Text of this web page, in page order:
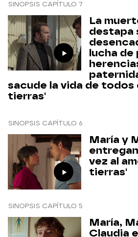
SINOPSIS CAPÍTULO 7
La
destapa
lucha de
sacude la vida de todos
tierras'
SINOPSIS CAPÍTULO 6
María y
vez al
tierras'
SINOPSIS CAPÍTULO 5
María,
Claudia